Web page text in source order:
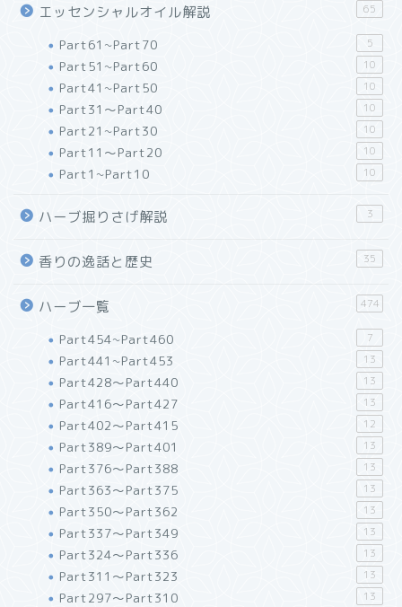
エッセンシャルオイル解説 65
Part61~Part70 5
Part51~Part60 10
Part41~Part50 10
Part31～Part40 10
Part21~Part30 10
Part11～Part20 10
Part1~Part10 10
ハーブ掘りさげ解説 3
香りの逸話と歴史 35
ハーブ一覧 474
Part454~Part460 7
Part441~Part453 13
Part428～Part440 13
Part416～Part427 13
Part402～Part415 12
Part389～Part401 13
Part376～Part388 13
Part363～Part375 13
Part350～Part362 13
Part337～Part349 13
Part324～Part336 13
Part311～Part323 13
Part297～Part310 13